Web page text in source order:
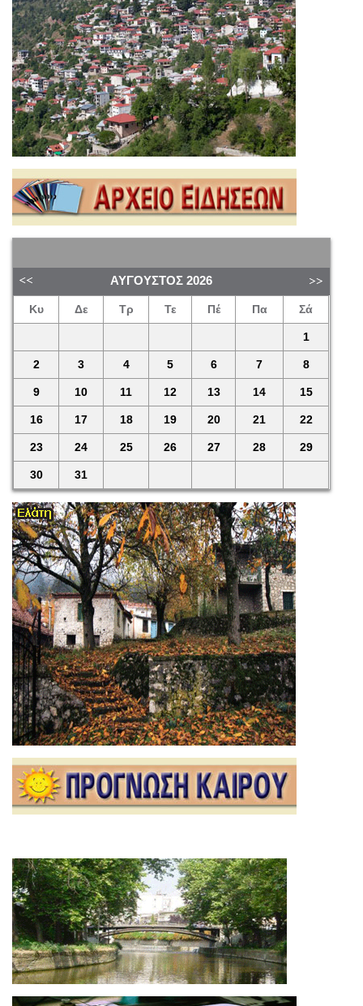
ΑΎΓΟΥΣΤΟΣ 2026
Κυ Δε Τρ Τε Πέ Πα Σά
1
2 3 4 5 6 7 8
9 10 11 12 13 14 15
16 17 18 19 20 21 22
23 24 25 26 27 28 29
30 31